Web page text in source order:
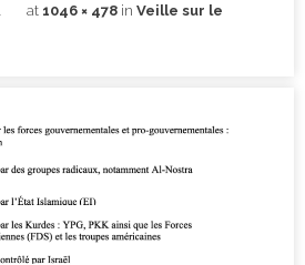
at 1046 × 478 in Veille sur le